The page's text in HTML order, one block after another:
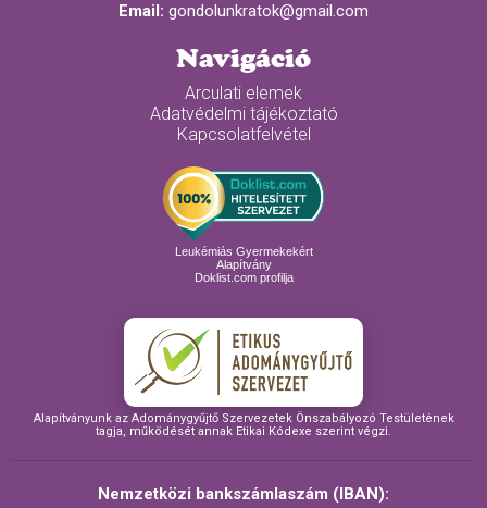
Email: gondolunkratok@gmail.com
Navigáció
Arculati elemek
Adatvédelmi tájékoztató
Kapcsolatfelvétel
Leukémiás Gyermekekért
Alapítvány
Doklist.com profilja
Alapítványunk az Adománygyűjtő Szervezetek Önszabályozó Testületének
tagja, működését annak Etikai Kódexe szerint végzi.
Nemzetközi bankszámlaszám (IBAN):